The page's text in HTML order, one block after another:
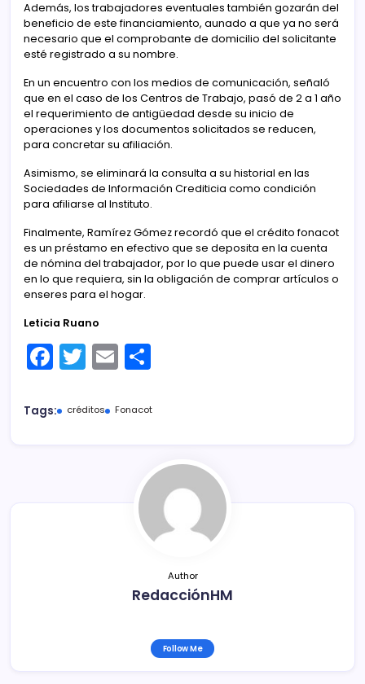
Además, los trabajadores eventuales también gozarán del
beneficio de este financiamiento, aunado a que ya no será
necesario que el comprobante de domicilio del solicitante
esté registrado a su nombre.
En un encuentro con los medios de comunicación, señaló
que en el caso de los Centros de Trabajo, pasó de 2 a 1 año
el requerimiento de antigüedad desde su inicio de
operaciones y los documentos solicitados se reducen,
para concretar su afiliación.
Asimismo, se eliminará la consulta a su historial en las
Sociedades de Información Crediticia como condición
para afiliarse al Instituto.
Finalmente, Ramírez Gómez recordó que el crédito fonacot
es un préstamo en efectivo que se deposita en la cuenta
de nómina del trabajador, por lo que puede usar el dinero
en lo que requiera, sin la obligación de comprar artículos o
enseres para el hogar.
Leticia Ruano
F
c
T
itt
E
ai m
ar
tir
Tags: créditos Fonacot
Author
RedacciónHM
Follow Me